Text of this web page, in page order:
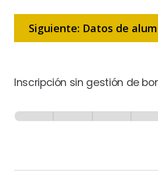
Siguiente: Datos de
Inscripción sin gestión de
-